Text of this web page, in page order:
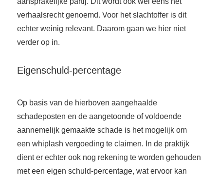
verhaalsrecht genoemd. Voor het slachtoffer is dit
echter weinig relevant. Daarom gaan we hier niet
verder op in.
Eigenschuld-percentage
Op basis van de hierboven aangehaalde
schadeposten en de aangetoonde of voldoende
aannemelijk gemaakte schade is het mogelijk om
een whiplash vergoeding te claimen. In de praktijk
dient er echter ook nog rekening te worden gehouden
met een eigen schuld-percentage, wat ervoor kan